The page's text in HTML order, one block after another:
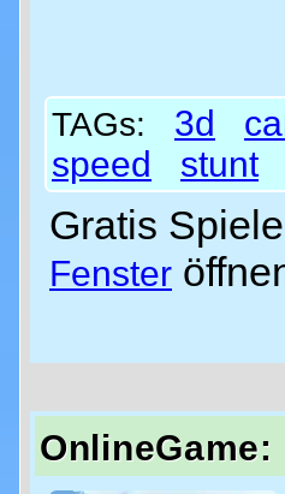
TAGs: 3d
speed
stunt
Gratis
Fenster
OnlineGame: